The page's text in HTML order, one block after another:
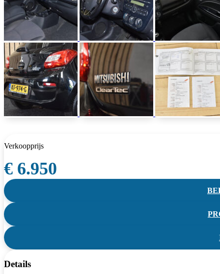
Verkoopprijs
€ 6.950
Details